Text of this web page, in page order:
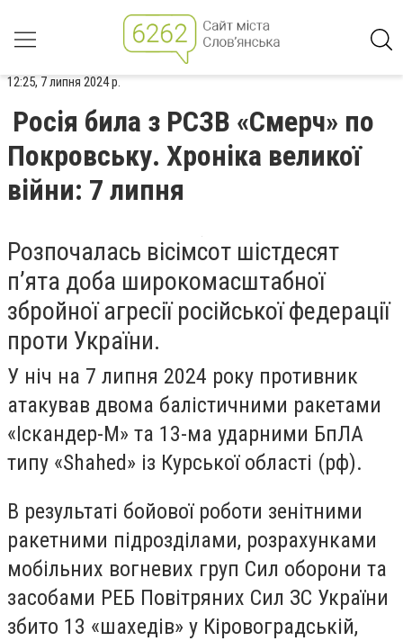
12:25, 7 липня 2024 р.
Росія била з РСЗВ «Смерч» по
Покровську. Хроніка великої
війни: 7 липня
Розпочалась вісімсот шістдесят
п’ята доба широкомасштабної
збройної агресії російської федерації
проти України.
У ніч на 7 липня 2024 року противник
атакував двома балістичними ракетами
«Іскандер-М» та 13-ма ударними БпЛА
типу «Shahed» із Курської області (рф).
В результаті бойової роботи зенітними
ракетними підрозділами, розрахунками
мобільних вогневих груп Сил оборони та
засобами РЕБ Повітряних Сил ЗС України
збито 13 «шахедів» у Кіровоградській,